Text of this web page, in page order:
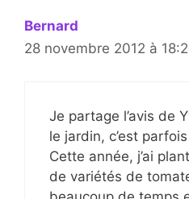
Bernard
28 novembre 2012 à
Je partage l’avis de
le jardin, c’est
Cette année, j’ai
de variétés de